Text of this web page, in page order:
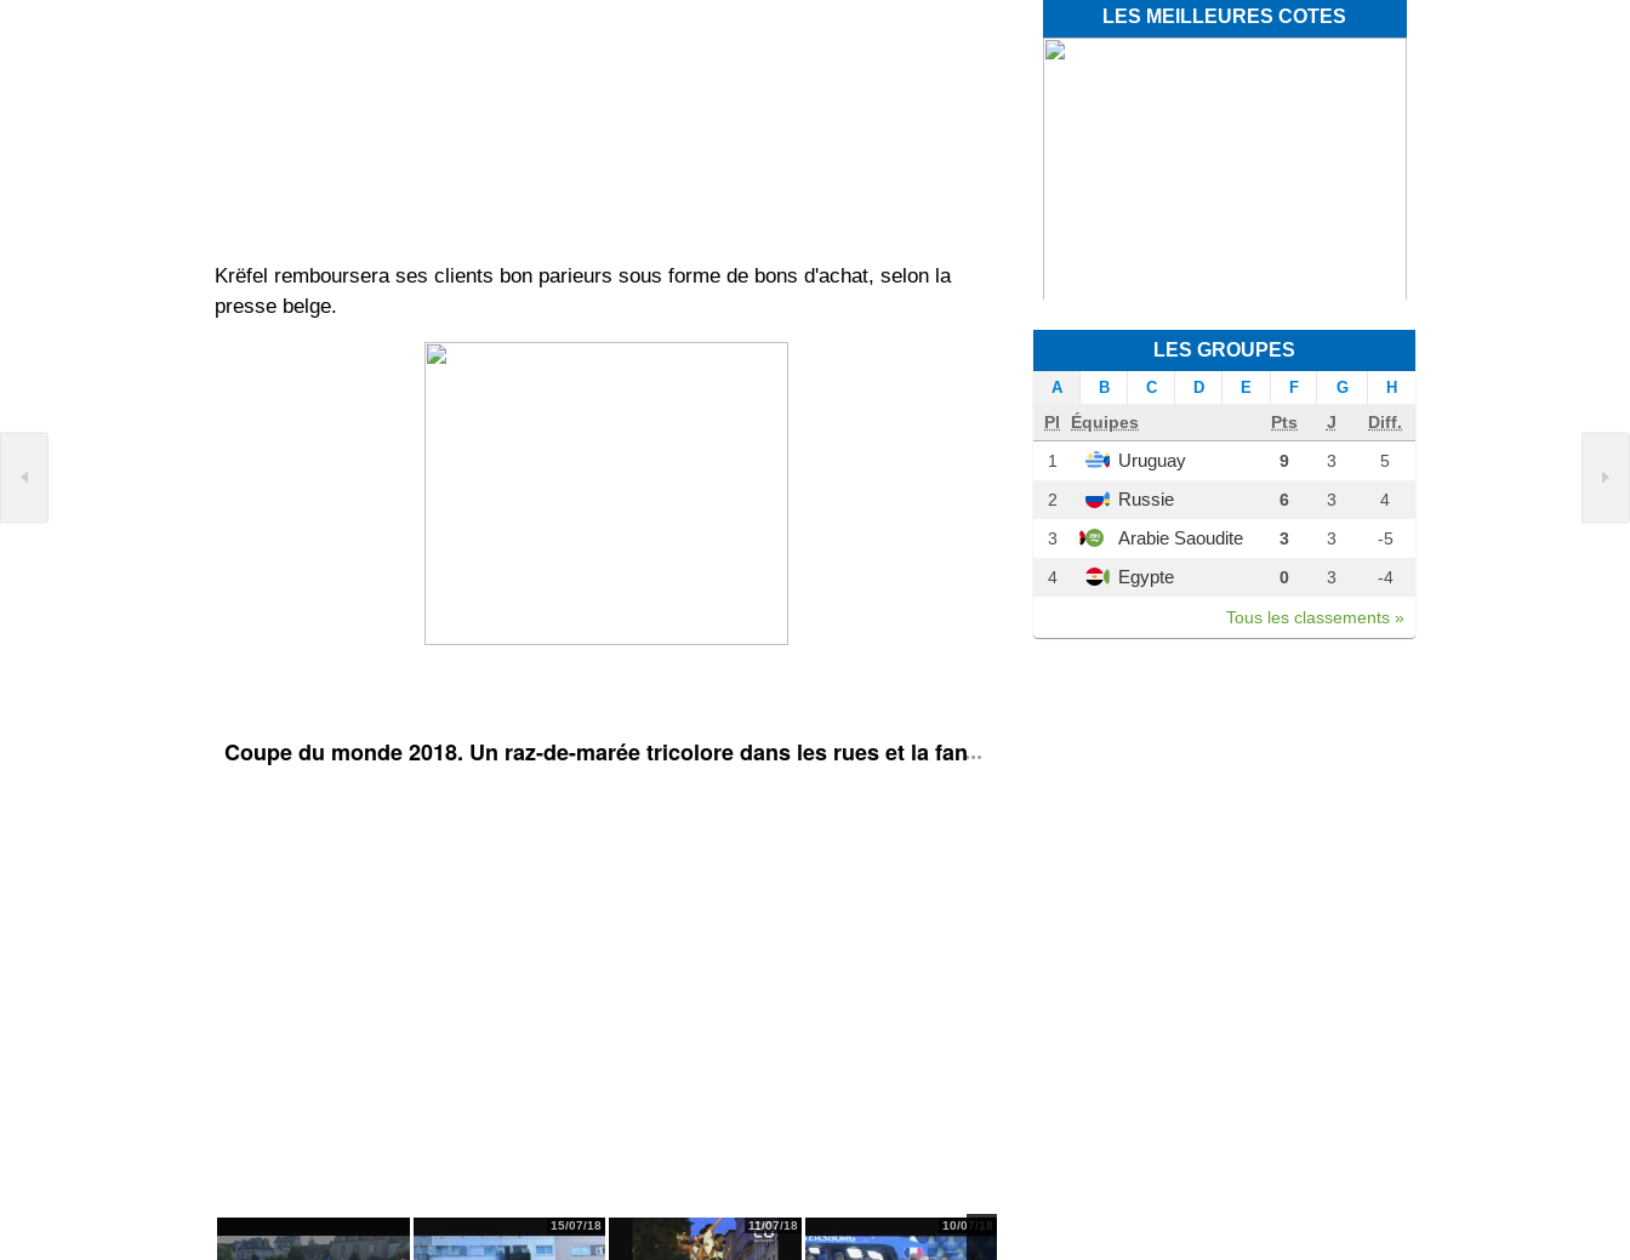
Krëfel remboursera ses clients bon parieurs sous forme de bons d'achat, selon la
presse belge.
Coupe du monde 2018. Un raz-de-marée tricolore dans les rues et la fan zone
15/07/18 11/07/18 10/07/18
LES MEILLEURES COTES
LES GROUPES
A B C D E F G H
Pl Équipes Pts J
Diff.
1
Uruguay 9 3
5
2
Russie 6 3
4
3
Arabie Saoudite 3 3
-5
4
Egypte 0 3 -4
Tous les classements »